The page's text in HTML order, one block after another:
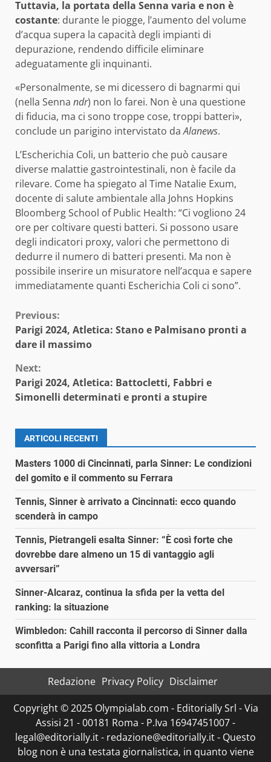
Tuttavia, la portata della Senna varia e non è
costante: durante le piogge, l’aumento del volume
d’acqua supera la capacità degli impianti di
depurazione, rendendo difficile eliminare
adeguatamente gli inquinanti.
«Personalmente, se mi dicessero di bagnarmi qui
(nella Senna ndr) non lo farei. Non è una questione
di fiducia, ma ci sono troppe cose, troppi batteri»,
conclude un parigino intervistato daAlanews.
L’Escherichia Coli, un batterio che può causare
diverse malattie gastrointestinali, non è facile da
rilevare. Come ha spiegato al Time Natalie Exum,
docente di salute ambientale alla Johns Hopkins
Bloomberg School of Public Health: “Ci vogliono 24
ore per coltivare questi batteri. Si possono usare
degli indicatori proxy, valori che permettono di
dedurre il numero di batteri presenti. Ma non è
possibile inserire un misuratore nell’acqua e sapere
immediatamente quanti Escherichia Coli ci sono”.
Continue
Reading
Previous:
Parigi 2024, Atletica: Stano e Palmisano pronti a
dare il massimo
Next:
Parigi 2024, Atletica: Battocletti, Fabbri e
Simonelli determinati e pronti a stupire
ARTICOLI RECENTI
Masters 1000 di Cincinnati, parla Sinner: Le condizioni
del gomito e il commento su Ferrara
Tennis, Sinner è arrivato a Cincinnati: ecco quando
scenderà in campo
Tennis, Pietrangeli esalta Sinner: “È così forte che
dovrebbe dare almeno un 15 di vantaggio agli
avversari”
Sinner-Alcaraz, continua la sfida per la vetta del
ranking: la situazione
Wimbledon: Cahill racconta il percorso di Sinner dalla
sconfitta a Parigi fino alla vittoria a Londra
Redazione Privacy Policy Disclaimer
Copyright © 2025 Olympialab.com - Editorially Srl - Via
Assisi 21 - 00181 Roma - P.Iva 16947451007 -
legal@editorially.it - redazione@editorially.it - Questo
blog non è una testata giornalistica, in quanto viene